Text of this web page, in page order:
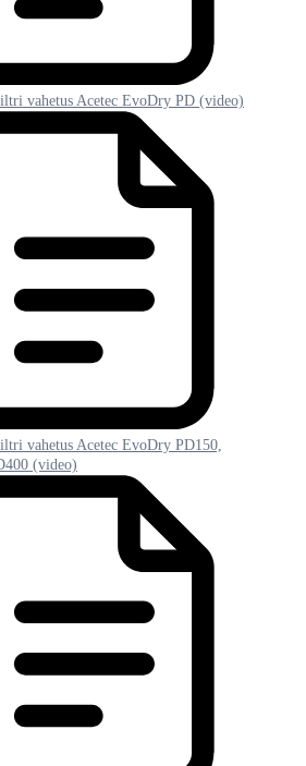
vahetus Acetec EvoDry PD (video)
vahetus Acetec EvoDry PD150,
(video)